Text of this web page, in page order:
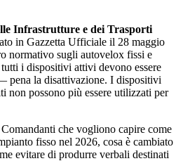
Infrastrutture e dei Trasporti
in Gazzetta Ufficiale il 28 maggio
normativo sugli autovelox fissi e
tutti i dispositivi attivi devono essere
pena la disattivazione. I dispositivi
non possono più essere utilizzati per
che vogliono capire come
fisso nel 2026, cosa è cambiato
evitare di produrre verbali destinati